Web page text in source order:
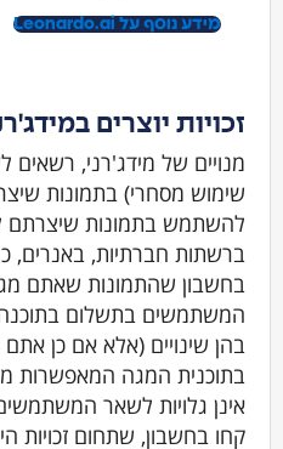
מידע נוסף על Leonardo.ai
זכויות יוצרים
מנויים של מידג'רני, רשאים
שימוש מסחרי) בתמונות
להשתמש בתמונות שיצרתם
ברשתות חברתיות, באנרים,
בחשבון שהתמונות שאתם
המשתמשים בתשלום בתוכנה
בהן שינויים (אלא אם כן
אינן גלויות לשאר
קחו בחשבון, שתחום זכויות